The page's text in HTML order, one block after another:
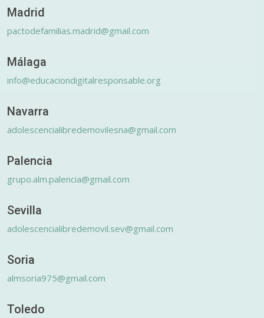
Madrid
pactodefamilias.madrid@gmail.com
Málaga
info@educaciondigitalresponsable.org
Navarra
adolescencialibredemovilesna@gmail.com
Palencia
grupo.alm.palencia@gmail.com
Sevilla
adolescencialibredemovil.sev@gmail.com
Soria
almsoria975@gmail.com
Toledo